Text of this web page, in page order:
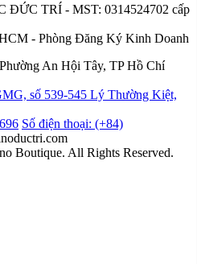
TRÍ - MST: 0314524702 cấp
- Phòng Đăng Ký Kinh Doanh
An Hội Tây, TP Hồ Chí
số 539-545 Lý Thường Kiệt,
Số điện thoại: (+84)
Boutique. All Rights Reserved.